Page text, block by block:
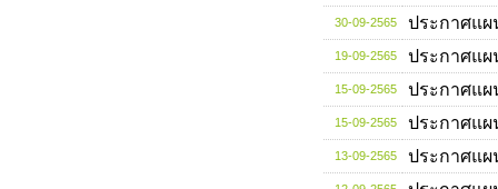
30-09-2565 ประกาศแผ
19-09-2565 ประกาศแผ
15-09-2565 ประกาศแผ
15-09-2565 ประกาศแผ
13-09-2565 ประกาศแผ